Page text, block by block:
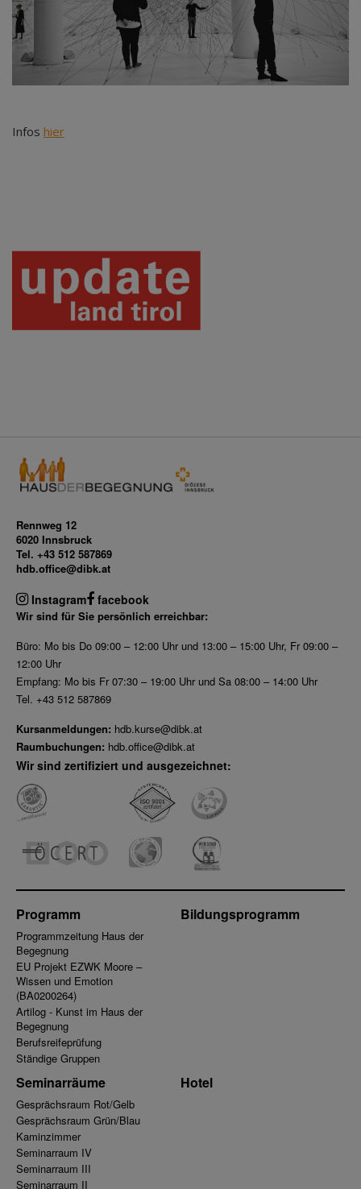
Infos hier
Rennweg 12
6020 Innsbruck
Tel. +43 512 587869
hdb.office@dibk.at
Instagram facebook
Wir sind für Sie persönlich erreichbar:
Büro: Mo bis Do 09:00 – 12:00 Uhr und 13:00 – 15:00 Uhr, Fr 09:00 –
12:00 Uhr
Empfang: Mo bis Fr 07:30 – 19:00 Uhr und Sa 08:00 – 14:00 Uhr
Tel. +43 512 587869
Kursanmeldungen: hdb.kurse@dibk.at
Raumbuchungen: hdb.office@dibk.at
Wir sind zertifiziert und ausgezeichnet:
Programm
Programmzeitung Haus der
Begegnung
EU Projekt EZWK Moore –
Wissen und Emotion
(BA0200264)
Artilog - Kunst im Haus der
Begegnung
Berufsreifeprüfung
Ständige Gruppen
Bildungsprogramm
Seminarräume
Gesprächsraum Rot/Gelb
Gesprächsraum Grün/Blau
Kaminzimmer
Seminarraum IV
Seminarraum III
Seminarraum II
Hotel